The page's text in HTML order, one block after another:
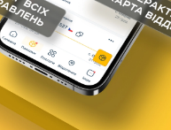
Страхові послуги
Каталог